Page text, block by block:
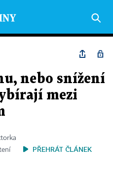
nebo snížení
mezi
PŘEHRÁT ČLÁNEK